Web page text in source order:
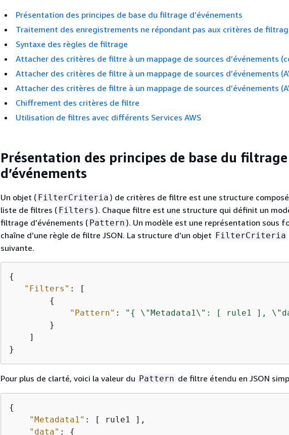
Présentation des principes de base du filtrage d’événements
Traitement des enregistrements ne répondant pas aux critères de
Syntaxe des règles de filtrage
Attacher des critères de filtre à un mappage de sources d’événements
Attacher des critères de filtre à un mappage de sources d’événements
Attacher des critères de filtre à un mappage de sources d’événements
Chiffrement des critères de filtre
Utilisation de filtres avec différents Services AWS
Présentation des principes de base du filtrage
d’événements
Un objet ( FilterCriteria ) de critères de filtre est une structure
liste de filtres ( Filters ). Chaque filtre est une structure qui définit un
filtrage d’événements ( Pattern ). Un modèle est une représentation sous
chaîne d’une règle de filtre JSON. La structure d’un objet FilterCriteria
suivante.
{
"Filters" : [
{
"Pattern" : " { \"Metadata1\": [ rule1 ],
        }
    ]
}
Pour plus de clarté, voici la valeur du Pattern de filtre étendu en JSON
{
"Metadata1" : [ rule1 ],
"data" : {